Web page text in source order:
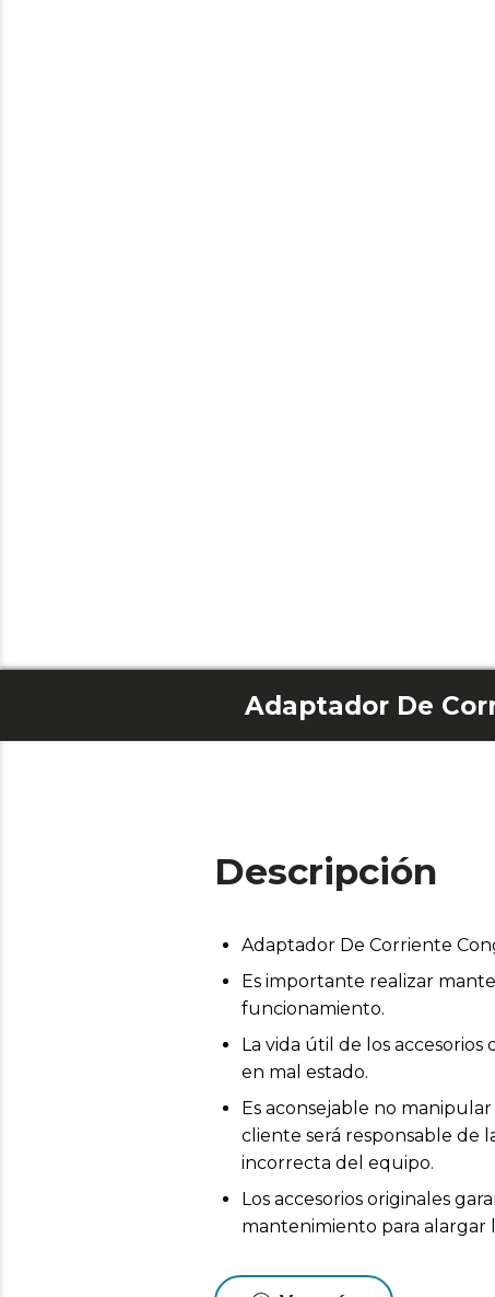
Descripción
Adaptador De Corriente
Es importante realizar
funcionamiento.
La vida útil de los
en mal estado.
Es aconsejable no
cliente será responsable de
incorrecta del equipo.
Los accesorios originales
mantenimiento para